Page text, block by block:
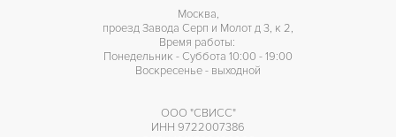
Москва,
проезд Завода Серп и Молот д 3, к 2,
Время работы:
Понедельник - Суббота 10:00 - 19:00
Воскресенье - выходной
ООО "СВИСС"
ИНН 9722007386